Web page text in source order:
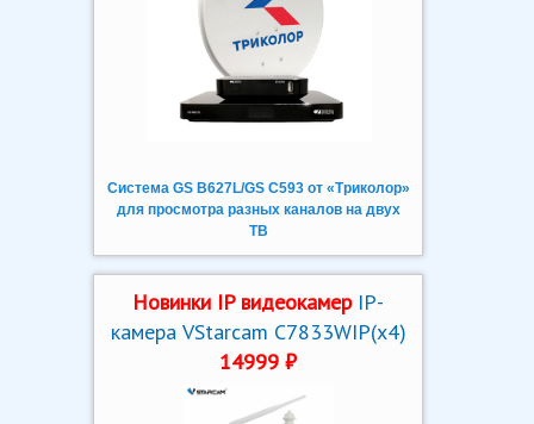
Система GS B627L/GS C593 от «Триколор»
для просмотра разных каналов на двух
ТВ
Новинки IP видеокамер IP-
камера VStarcam C7833WIP(x4)
14999 ₽